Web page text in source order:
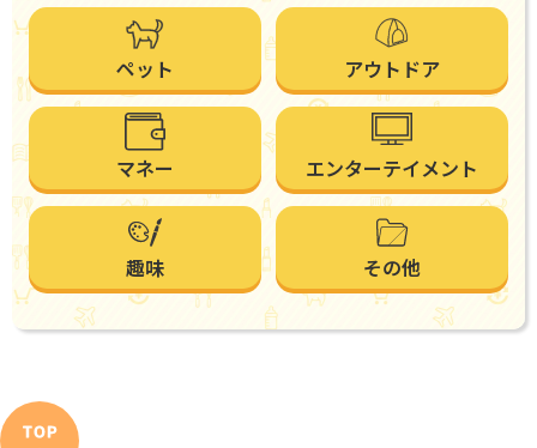
ペット アウトドア
マネー エンターテイメント
趣味 その他